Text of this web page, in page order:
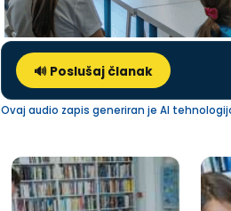
🔊 Poslušaj članak
Ovaj audio zapis generiran je AI